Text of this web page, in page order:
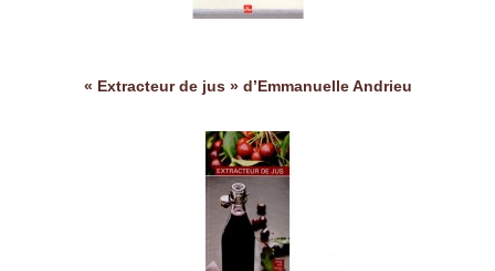
« Extracteur de jus » d’Emmanuelle Andrieu